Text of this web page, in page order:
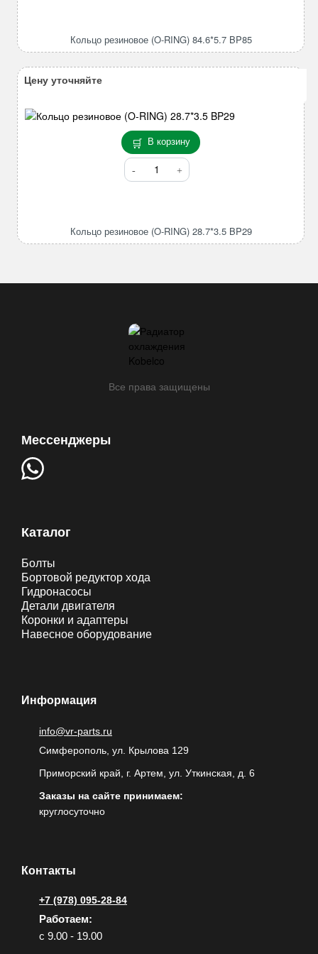
RING)
Кольцо резиновое (O-RING) 84.6*5.7 BP85
В корзину
Количество
товара
RING)
Кольцо резиновое (O-RING) 28.7*3.5 BP29
Цену уточняйте
Все права защищены
Мессенджеры
Каталог
Болты
Бортовой редуктор хода
Гидронасосы
Детали двигателя
Коронки и адаптеры
Навесное оборудование
Информация
info@vr-parts.ru
Симферополь, ул. Крылова 129
Приморский край, г. Артем, ул. Уткинская, д. 6
Заказы на сайте принимаем:
круглосуточно
Контакты
+7 (978) 095-28-84
Работаем:
с 9.00 - 19.00